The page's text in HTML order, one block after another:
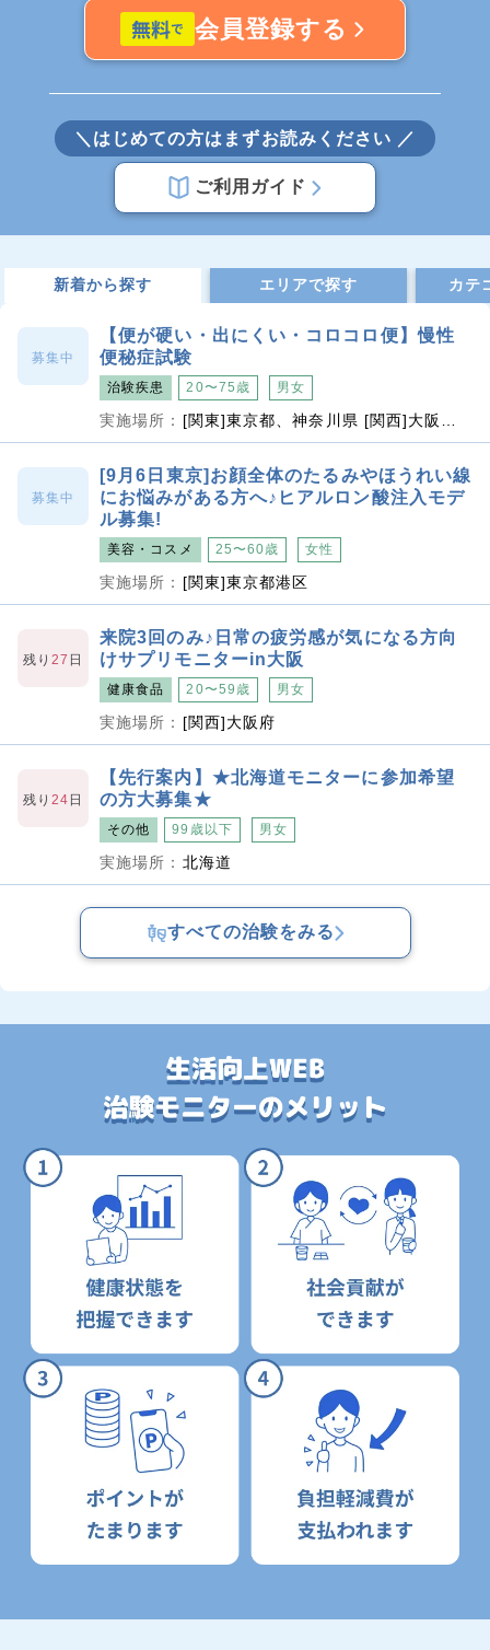
会員登録する
＼はじめての方はまずお読みください ／
ご利用ガイド
新着から探す エリアで探す カテ
募集中
【便が硬い・出にくい・コロコロ便】慢性
便秘症試験
治験疾患 20〜75歳 男女
実施場所： [関東]東京都、神奈川県 [関西]大阪府 [九州]福岡県
募集中
[9月6日東京]お顔全体のたるみやほうれい線
にお悩みがある方へ♪ヒアルロン酸注入モデ
ル募集!
美容・コスメ 25〜60歳 女性
実施場所： [関東]東京都港区
残り 27 日
来院3回のみ♪日常の疲労感が気になる方向
けサプリモニターin大阪
健康食品 20〜59歳 男女
実施場所： [関西]大阪府
残り 24 日
【先行案内】★北海道モニターに参加希望
の方大募集★
その他 99歳以下 男女
実施場所： 北海道
すべての治験をみる